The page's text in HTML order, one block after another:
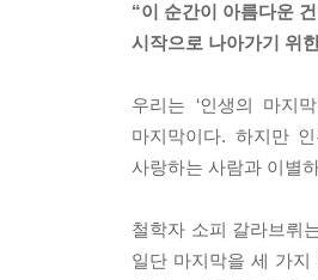
거기에 남겨둔 것과
에서 사는 것이다.
타인의 죽음이라는 실
특이한 성격을 지니기
--- p.83~84
“이 순간이 아름다운
시작으로 나아가기 위
우리는 ‘인생의 마지
마지막이다. 하지만
사랑하는 사람과 이별
철학자 소피 갈라브뤼
일단 마지막을 세 가